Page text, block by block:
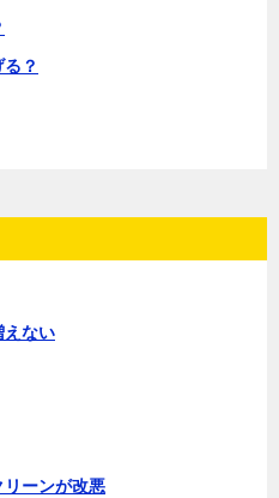
？
えない
ーンが改悪